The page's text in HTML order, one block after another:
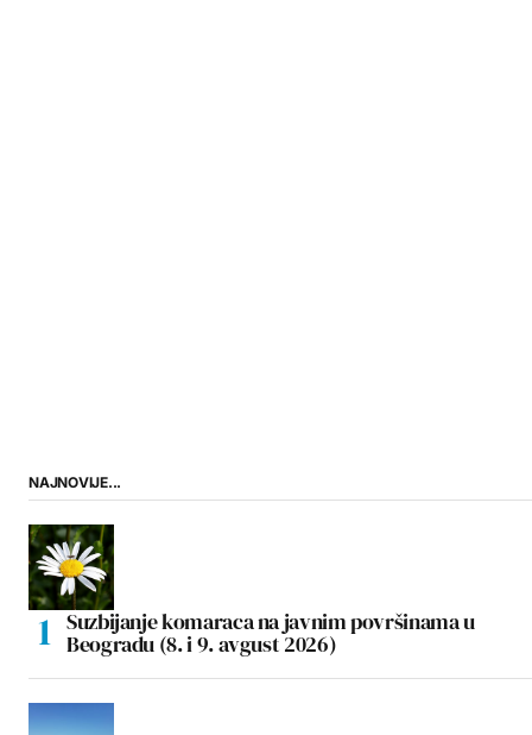
NAJNOVIJE...
Suzbijanje komaraca na javnim površinama u
Beogradu (8. i 9. avgust 2026)